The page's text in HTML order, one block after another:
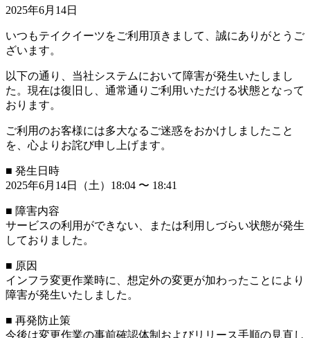
2025年6月14日
いつもテイクイーツをご利用頂きまして、誠にありがとうご
ざいます。
以下の通り、当社システムにおいて障害が発生いたしまし
た。現在は復旧し、通常通りご利用いただける状態となって
おります。
ご利用のお客様には多大なるご迷惑をおかけしましたこと
を、心よりお詫び申し上げます。
■ 発生日時
2025年6月14日（土）18:04 〜 18:41
■ 障害内容
サービスの利用ができない、または利用しづらい状態が発生
しておりました。
■ 原因
インフラ変更作業時に、想定外の変更が加わったことにより
障害が発生いたしました。
■ 再発防止策
今後は変更作業の事前確認体制およびリリース手順の見直し